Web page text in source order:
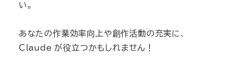
い。
あなたの作業効率向上や創作活動の充実に、
Claude が役立つかもしれません！